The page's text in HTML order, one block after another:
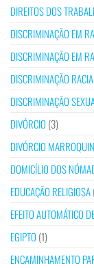
DIREITOS DOS
DISCRIMINAÇÃO EM
DISCRIMINAÇÃO EM
DISCRIMINAÇÃO
DISCRIMINAÇÃO
DIVÓRCIO (3)
DIVÓRCIO
DOMICÍLIO DOS
EDUCAÇÃO RELIGIOSA
EFEITO AUTOMÁTICO
EGIPTO (1)
ENCAMINHAMENTO